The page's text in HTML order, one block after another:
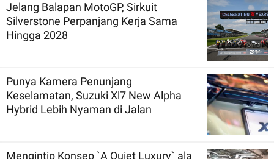
Jelang Balapan MotoGP, Sirkuit
Silverstone Perpanjang Kerja Sama
Hingga 2028
Punya Kamera Penunjang
Keselamatan, Suzuki Xl7 New Alpha
Hybrid Lebih Nyaman di Jalan
Mengintip Konsep `A Quiet Luxury` ala